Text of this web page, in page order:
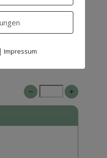
Mützemit.
auch bei uns erhältlich.
|Impressum